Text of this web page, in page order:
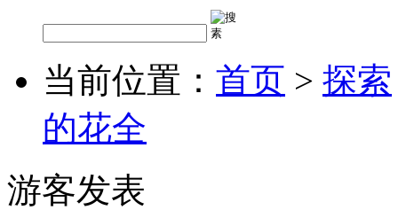
当前位置： 首页 > 探索
的花全
游客发表